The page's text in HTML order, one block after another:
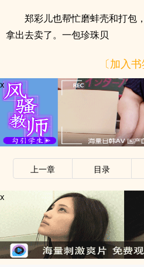
郑彩儿也帮忙磨蚌壳和打包
拿出去卖了。一包珍珠贝
〔加入书
x
上一章 目录
x